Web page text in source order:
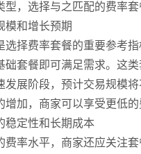
型，选择与之匹配的费率套
模和增长预期
选择费率套餐的重要参考
础套餐即可满足需求。这
发展阶段，预计交易规模
增加，商家可以享受更低的
稳定性和长期成本
费率水平，商家还应关注